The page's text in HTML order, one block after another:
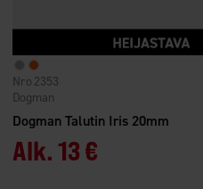
4.0 5:sta tähdestä
Dogman Talutin Iris 20mm
Dogman
2353
Alk. 13 €